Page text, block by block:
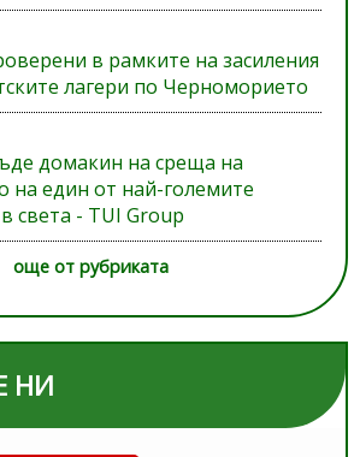
в рамките на засиления
лагери по Черноморието
домакин на среща на
на един от най-големите
света - TUI Group
още от рубриката
НИ